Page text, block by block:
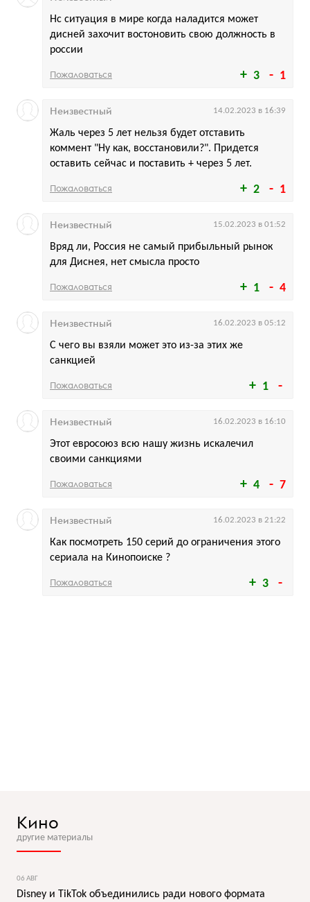
3 1
Нс ситуация в мире когда наладится может
дисней захочит востоновить свою должность в
россии
Пожаловаться
2 1
Жаль через 5 лет нельзя будет отставить
коммент "Ну как, восстановили?". Придется
оставить сейчас и поставить + через 5 лет.
Неизвестный 14.02.2023 в 16:39
Пожаловаться
1 4
Вряд ли, Россия не самый прибыльный рынок
для Диснея, нет смысла просто
Неизвестный 15.02.2023 в 01:52
Пожаловаться
1
С чего вы взяли может это из-за этих же
санкцией
Неизвестный 16.02.2023 в 05:12
Пожаловаться
4 7
Этот евросоюз всю нашу жизнь искалечил
своими санкциями
Неизвестный 16.02.2023 в 16:10
Пожаловаться
3
Как посмотреть 150 серий до ограничения этого
сериала на Кинопоиске ?
Неизвестный 16.02.2023 в 21:22
Пожаловаться
Кино
другие материалы
06 АВГ
Disney и TikTok объединились ради нового формата